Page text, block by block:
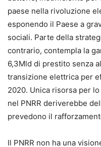
paese nella rivoluzione
esponendo il Paese a
sociali. Parte della
contrario, contempla la
6,3Mld di prestito senza
transizione elettrica per
2020. Unica risorsa per
nel PNRR deriverebbe
prevedono il
Il PNRR non ha una